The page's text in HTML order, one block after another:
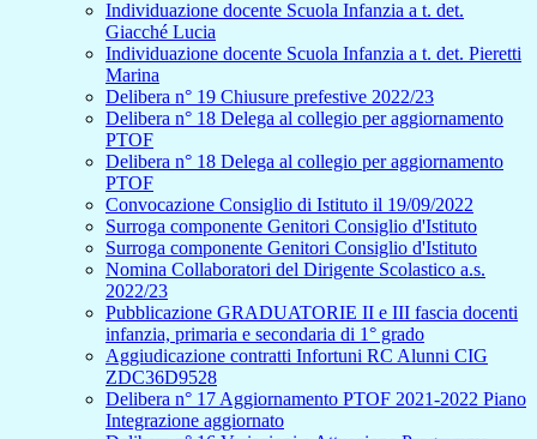
Individuazione docente Scuola Infanzia a t. det.
Giacché Lucia
Individuazione docente Scuola Infanzia a t. det. Pieretti
Marina
Delibera n° 19 Chiusure prefestive 2022/23
Delibera n° 18 Delega al collegio per aggiornamento
PTOF
Delibera n° 18 Delega al collegio per aggiornamento
PTOF
Convocazione Consiglio di Istituto il 19/09/2022
Surroga componente Genitori Consiglio d'Istituto
Surroga componente Genitori Consiglio d'Istituto
Nomina Collaboratori del Dirigente Scolastico a.s.
2022/23
Pubblicazione GRADUATORIE II e III fascia docenti
infanzia, primaria e secondaria di 1° grado
Aggiudicazione contratti Infortuni RC Alunni CIG
ZDC36D9528
Delibera n° 17 Aggiornamento PTOF 2021-2022 Piano
Integrazione aggiornato